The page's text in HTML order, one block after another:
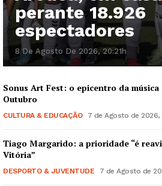
perante 18.926
espectadores
8 De Agosto De 2026, 20:21h
Sonus Art Fest: o epicentro da música
Outubro
CULTURA & EDUCAÇÃO 7 de Agosto de 2026,
Tiago Margarido: a prioridade “é
Vitória”
DESPORTO & JUVENTUDE 7 de Agosto de